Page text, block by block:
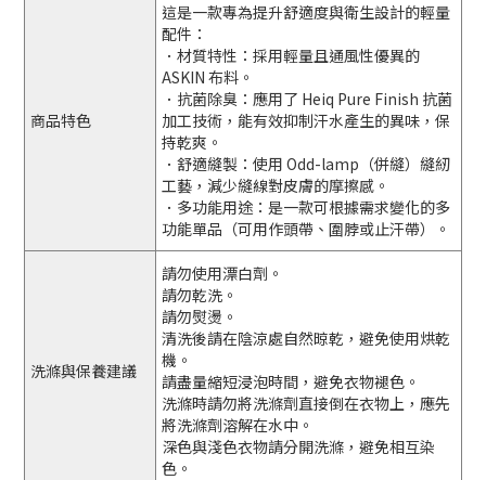
商品特色
這是一款專為提升舒適度與衛生設計的輕量
配件：
．材質特性：採用輕量且通風性優異的
ASKIN 布料。
．抗菌除臭：應用了 Heiq Pure Finish 抗菌
加工技術，能有效抑制汗水產生的異味，保
持乾爽。
．舒適縫製：使用 Odd-lamp（併縫）縫紉
工藝，減少縫線對皮膚的摩擦感。
．多功能用途：是一款可根據需求變化的多
功能單品（可用作頭帶、圍脖或止汗帶）。
洗滌與保養建議
請勿使用漂白劑。
請勿乾洗。
請勿熨燙。
清洗後請在陰涼處自然晾乾，避免使用烘乾
機。
請盡量縮短浸泡時間，避免衣物褪色。
洗滌時請勿將洗滌劑直接倒在衣物上，應先
將洗滌劑溶解在水中。
深色與淺色衣物請分開洗滌，避免相互染
色。